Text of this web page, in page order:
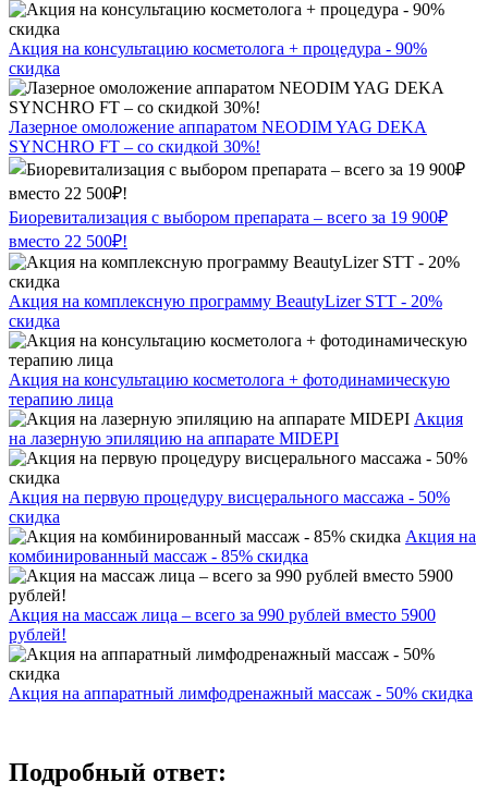
Акция на консультацию косметолога + процедура - 90%
скидка
Лазерное омоложение аппаратом NEODIM YAG DEKA
SYNCHRO FT – со скидкой 30%!
Биоревитализация с выбором препарата – всего за 19 900₽
вместо 22 500₽!
Акция на комплексную программу BeautyLizer STT - 20%
скидка
Акция на консультацию косметолога + фотодинамическую
терапию лица
Акция
на лазерную эпиляцию на аппарате MIDEPI
Акция на первую процедуру висцерального массажа - 50%
скидка
Акция на
комбинированный массаж - 85% скидка
Акция на массаж лица – всего за 990 рублей вместо 5900
рублей!
Акция на аппаратный лимфодренажный массаж - 50% скидка
Подробный ответ: